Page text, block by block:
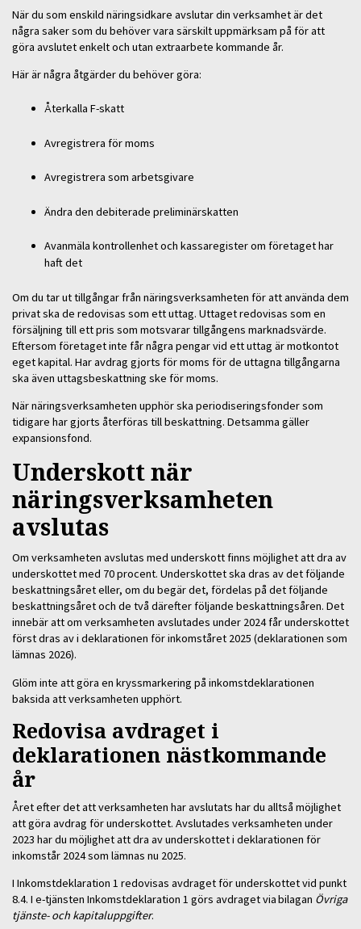
När du som enskild näringsidkare avslutar din verksamhet är det
några saker som du behöver vara särskilt uppmärksam på för att
göra avslutet enkelt och utan extraarbete kommande år.
Här är några åtgärder du behöver göra:
Återkalla F-skatt
Avregistrera för moms
Avregistrera som arbetsgivare
Ändra den debiterade preliminärskatten
Avanmäla kontrollenhet och kassaregister om företaget har
haft det
Om du tar ut tillgångar från näringsverksamheten för att använda dem
privat ska de redovisas som ett uttag. Uttaget redovisas som en
försäljning till ett pris som motsvarar tillgångens marknadsvärde.
Eftersom företaget inte får några pengar vid ett uttag är motkontot
eget kapital. Har avdrag gjorts för moms för de uttagna tillgångarna
ska även uttagsbeskattning ske för moms.
När näringsverksamheten upphör ska periodiseringsfonder som
tidigare har gjorts återföras till beskattning. Detsamma gäller
expansionsfond.
Underskott när
näringsverksamheten
avslutas
Om verksamheten avslutas med underskott finns möjlighet att dra av
underskottet med 70 procent. Underskottet ska dras av det följande
beskattningsåret eller, om du begär det, fördelas på det följande
beskattningsåret och de två därefter följande beskattningsåren. Det
innebär att om verksamheten avslutades under 2024 får underskottet
först dras av i deklarationen för inkomståret 2025 (deklarationen som
lämnas 2026).
Glöm inte att göra en kryssmarkering på inkomstdeklarationen
baksida att verksamheten upphört.
Redovisa avdraget i
deklarationen nästkommande
år
Året efter det att verksamheten har avslutats har du alltså möjlighet
att göra avdrag för underskottet. Avslutades verksamheten under
2023 har du möjlighet att dra av underskottet i deklarationen för
inkomstår 2024 som lämnas nu 2025.
I Inkomstdeklaration 1 redovisas avdraget för underskottet vid punkt
8.4. I e-tjänsten Inkomstdeklaration 1 görs avdraget via bilagan Övriga
tjänste- och kapitaluppgifter.